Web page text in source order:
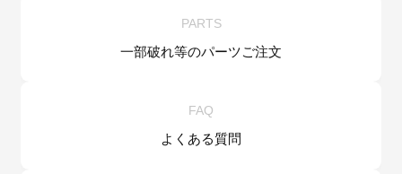
PARTS
一部破れ等のパーツご注文
FAQ
よくある質問